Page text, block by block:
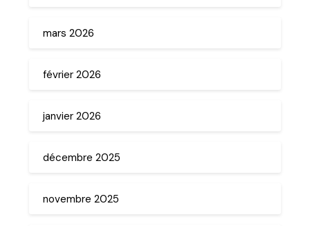
mars 2026
février 2026
janvier 2026
décembre 2025
novembre 2025